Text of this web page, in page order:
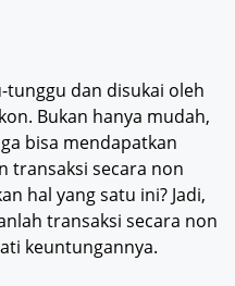
tunggu dan disukai oleh
Bukan hanya mudah,
bisa mendapatkan
transaksi secara non
hal yang satu ini? Jadi,
transaksi secara non
keuntungannya.